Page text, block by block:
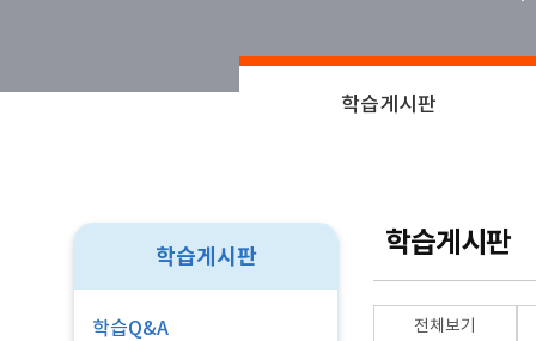
학습게시판
학습게시판
전체보기
학습게시판
학습Q&A